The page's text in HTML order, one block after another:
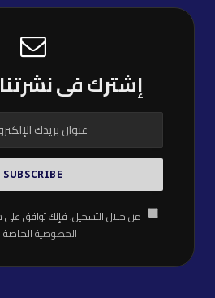
إشترك فى نشرتنا
من خلال التسجيل، فإنك توافق على
الخصوصيةالخاصة